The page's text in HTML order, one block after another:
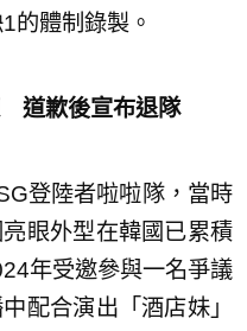
的體制錄製。
道歉後宣布退隊
登陸者啦啦隊，當時
眼外型在韓國已累積
年受邀參與一名爭議
配合演出「酒店妹」